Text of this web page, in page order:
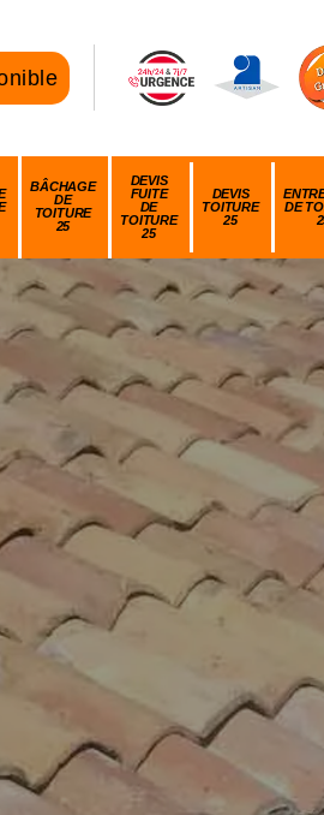
BÂCHAGE
DE
TOITURE
25
DEVIS
FUITE
DE
TOITURE
25
DEVIS
TOITURE
25
DE